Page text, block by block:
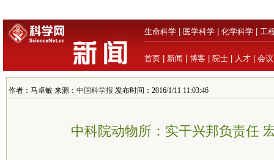
生命科学 医学科学 化学科学 工
首页 新闻 博客 院士 人才 会议
作者：马卓敏 来源： 中国科学报 发布时间：2016/1/11 11:03:46
中科院动物所：实干兴邦负责任